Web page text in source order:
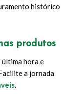
histórico
produtos
última hora e
a jornada
.